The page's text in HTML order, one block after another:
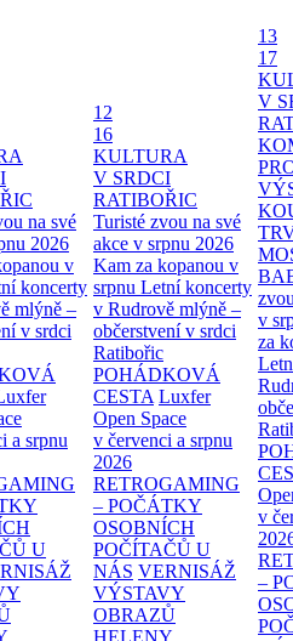
na své
2026
v
koncerty
mlýně –
v srdci
a srpnu
U
12
16
KULTURA
V SRDCI
RATIBOŘIC
Turisté zvou na své
akce v srpnu 2026
Kam za kopanou v
srpnu Letní koncerty
v Rudrově mlýně –
občerstvení v srdci
Ratibořic
POHÁDKOVÁ
CESTA Luxfer
Open Space
v červenci a srpnu
2026
RETROGAMING
– POČÁTKY
OSOBNÍCH
POČÍTAČŮ U
NÁS VERNISÁŽ
VÝSTAVY
OBRAZŮ
13
17
V
v
za
v
–